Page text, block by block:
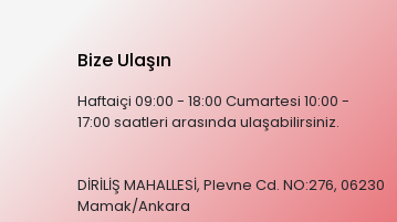
Bize Ulaşın
Haftaiçi 09:00 - 18:00 Cumartesi 10:00 -
17:00 saatleri arasında ulaşabilirsiniz.
DİRİLİŞ MAHALLESİ, Plevne Cd. NO:276, 06230
Mamak/Ankara